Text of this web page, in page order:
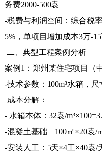
务费2000-500袁
-税费与利润空间：综合税
5%，单项目增加成本3万-
二、典型工程案例分析
案例1：郑州某住宅项目（
-技术参数：100m³水箱，尺
-成本分解：
- 水箱本体：32袁/
-混凝土基础：100㎡×20袁/
-安装人工：5天×4工×40袁/